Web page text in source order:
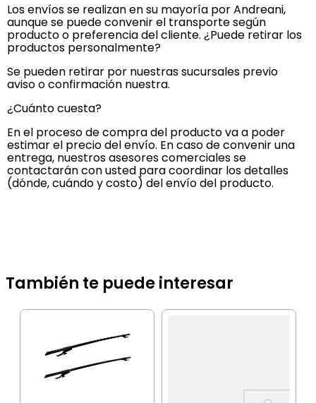
Los envíos se realizan en su mayoría por Andreani,
aunque se puede convenir el transporte según
producto o preferencia del cliente. ¿Puede retirar los
productos personalmente?
Se pueden retirar por nuestras sucursales previo
aviso o confirmación nuestra.
¿Cuánto cuesta?
En el proceso de compra del producto va a poder
estimar el precio del envío. En caso de convenir una
entrega, nuestros asesores comerciales se
contactarán con usted para coordinar los detalles
(dónde, cuándo y costo) del envío del producto.
También te puede interesar